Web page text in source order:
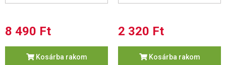
8 490 Ft
Kosárba rakom
2 320 Ft
Kosárba rakom